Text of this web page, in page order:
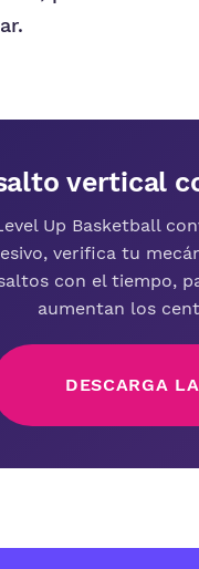
vertical
Up Basketball
verifica tu
con el tiempo,
aumentan los
DESCARGA